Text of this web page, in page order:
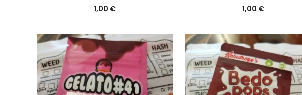
1,00 € 1,00 €